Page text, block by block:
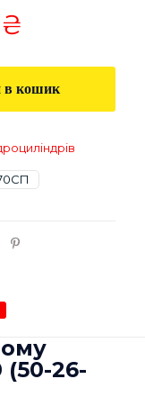
₴
в кошик
(50-26-